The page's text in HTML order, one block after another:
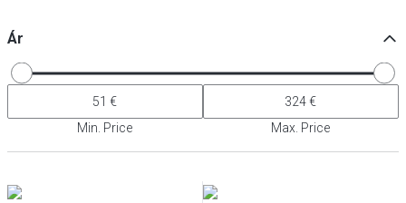
Ár
Min. Price Max. Price